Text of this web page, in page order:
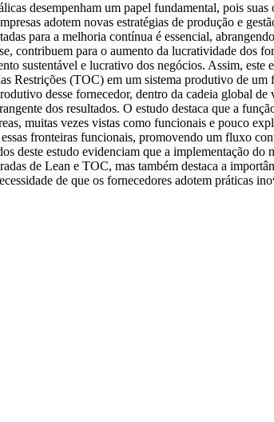
desempenham um papel fundamental, pois
adotem novas estratégias de produção e
para a melhoria contínua é essencial,
contribuem para o aumento da lucratividade dos
sustentável e lucrativo dos negócios. Assim,
Restrições (TOC) em um sistema produtivo de
desse fornecedor, dentro da cadeia global
dos resultados. O estudo destaca que a
muitas vezes vistas como funcionais e pouco
fronteiras funcionais, promovendo um fluxo
deste estudo evidenciam que a implementação
de Lean e TOC, mas também destaca a
de que os fornecedores adotem práticas